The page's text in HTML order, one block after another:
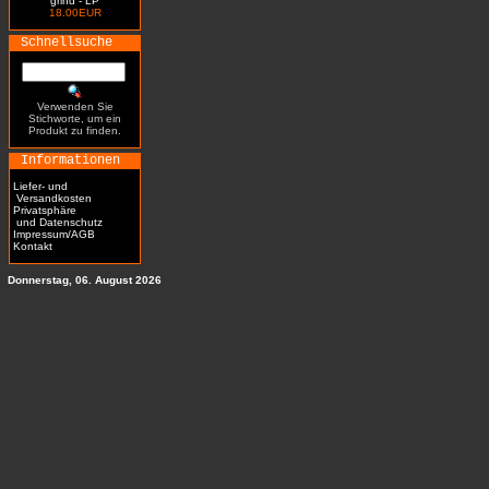
18.00EUR
Schnellsuche
Verwenden Sie
Stichworte, um ein
Produkt zu finden.
Informationen
Liefer- und
Versandkosten
Privatsphäre
und Datenschutz
Impressum/AGB
Kontakt
Donnerstag, 06. August 2026